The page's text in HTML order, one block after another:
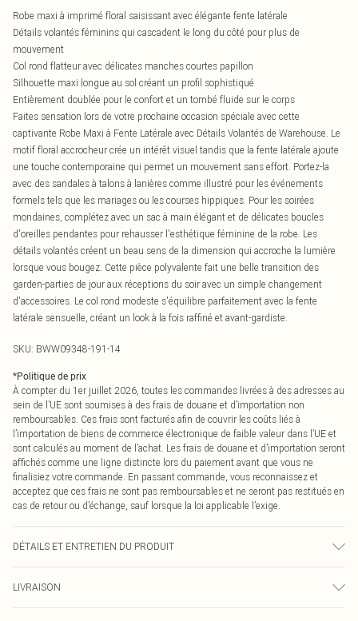
Robe maxi à imprimé floral saisissant avec élégante fente latérale
Détails volantés féminins qui cascadent le long du côté pour plus de
mouvement
Col rond flatteur avec délicates manches courtes papillon
Silhouette maxi longue au sol créant un profil sophistiqué
Entièrement doublée pour le confort et un tombé fluide sur le corps
Faites sensation lors de votre prochaine occasion spéciale avec cette
captivante Robe Maxi à Fente Latérale avec Détails Volantés de Warehouse. Le
motif floral accrocheur crée un intérêt visuel tandis que la fente latérale ajoute
une touche contemporaine qui permet un mouvement sans effort. Portez-la
avec des sandales à talons à lanières comme illustré pour les événements
formels tels que les mariages ou les courses hippiques. Pour les soirées
mondaines, complétez avec un sac à main élégant et de délicates boucles
d'oreilles pendantes pour rehausser l'esthétique féminine de la robe. Les
détails volantés créent un beau sens de la dimension qui accroche la lumière
lorsque vous bougez. Cette pièce polyvalente fait une belle transition des
garden-parties de jour aux réceptions du soir avec un simple changement
d'accessoires. Le col rond modeste s'équilibre parfaitement avec la fente
latérale sensuelle, créant un look à la fois raffiné et avant-gardiste.
SKU: BWW09348-191-14
*Politique de prix
À compter du 1er juillet 2026, toutes les commandes livrées à des adresses au
sein de l’UE sont soumises à des frais de douane et d’importation non
remboursables. Ces frais sont facturés afin de couvrir les coûts liés à
l’importation de biens de commerce électronique de faible valeur dans l’UE et
sont calculés au moment de l’achat. Les frais de douane et d’importation seront
affichés comme une ligne distincte lors du paiement avant que vous ne
finalisiez votre commande. En passant commande, vous reconnaissez et
acceptez que ces frais ne sont pas remboursables et ne seront pas restitués en
cas de retour ou d’échange, sauf lorsque la loi applicable l’exige.
DÉTAILS ET ENTRETIEN DU PRODUIT
mannequin porte une taille 10, taille approximative 1m70 - 1m75.
LIVRAISON